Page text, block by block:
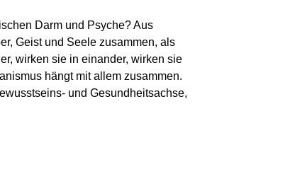
Darm und Psyche? Aus
Geist und Seele zusammen, als
wirken sie in einander, wirken sie
hängt mit allem zusammen.
und Gesundheitsachse,